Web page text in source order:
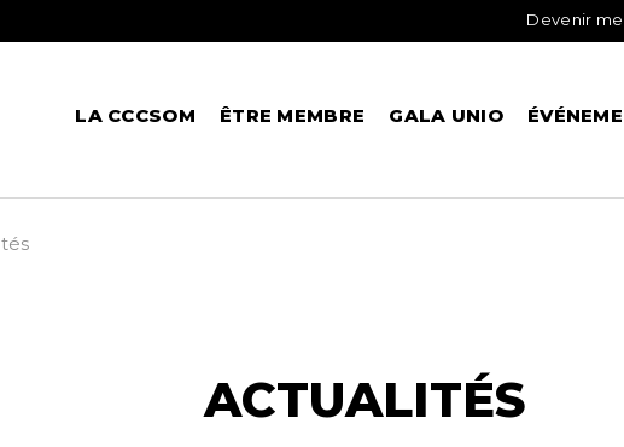
Devenir
LA CCCSOM ÊTRE MEMBRE GALA UNIO
ACTUALITÉS